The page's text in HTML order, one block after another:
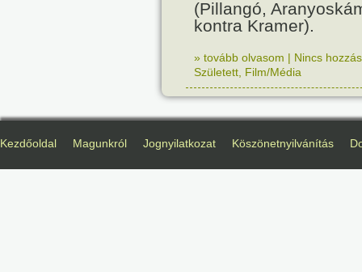
(Pillangó,
kontra Kramer).
» tovább olvasom | Nincs
Született Film/Média
Kezdőoldal Magunkról Jognyilatkozat Köszönetnyilvánítás